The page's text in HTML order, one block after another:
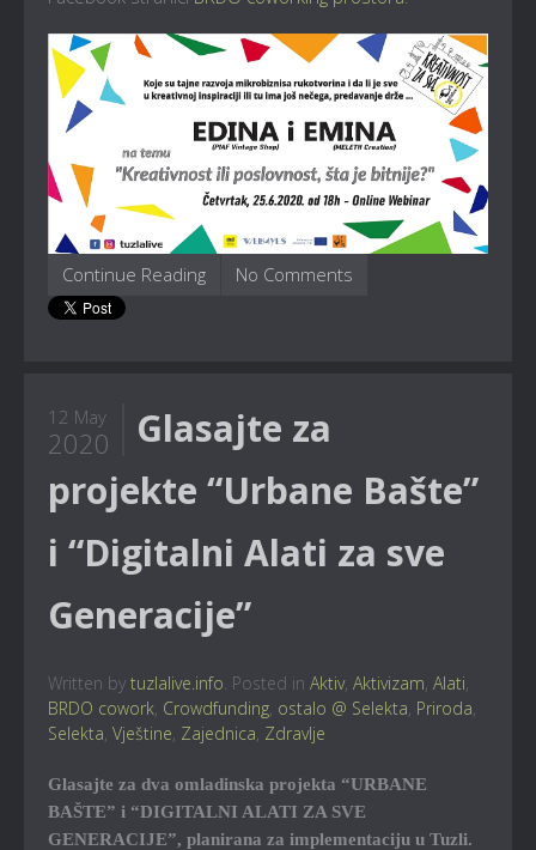
Continue Reading No Comments
12 May
2020
Glasajte za
projekte “Urbane Bašte”
i “Digitalni Alati za sve
Generacije”
Written by tuzlalive.info. Posted in Aktiv, Aktivizam, Alati,
BRDO cowork, Crowdfunding, ostalo @ Selekta, Priroda,
Selekta, Vještine, Zajednica, Zdravlje
Glasajte za dva omladinska projekta “URBANE
BAŠTE” i “DIGITALNI ALATI ZA SVE
GENERACIJE”, planirana za implementaciju u Tuzli.